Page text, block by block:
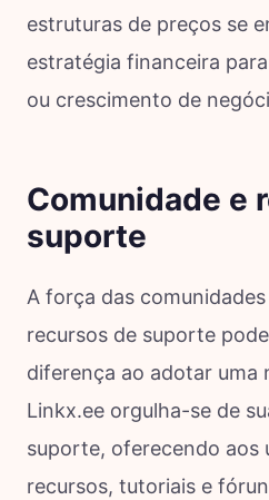
estruturas de preços se
estratégia financeira
ou crescimento de
Comunidade e
suporte
A força das
recursos de suporte
diferença ao adotar uma
Linkx.ee orgulha-se de
suporte, oferecendo aos
recursos, tutoriais e